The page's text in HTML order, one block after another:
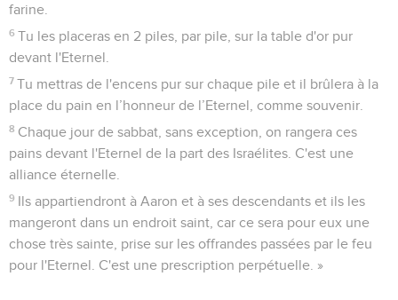
farine.
6 Tu les placeras en 2 piles, par pile, sur la table d'or pur
devant l'Eternel.
7 Tu mettras de l'encens pur sur chaque pile et il brûlera à la
place du pain en l’honneur de l’Eternel, comme souvenir.
8 Chaque jour de sabbat, sans exception, on rangera ces
pains devant l'Eternel de la part des Israélites. C'est une
alliance éternelle.
9 Ils appartiendront à Aaron et à ses descendants et ils les
mangeront dans un endroit saint, car ce sera pour eux une
chose très sainte, prise sur les offrandes passées par le feu
pour l'Eternel. C'est une prescription perpétuelle. »